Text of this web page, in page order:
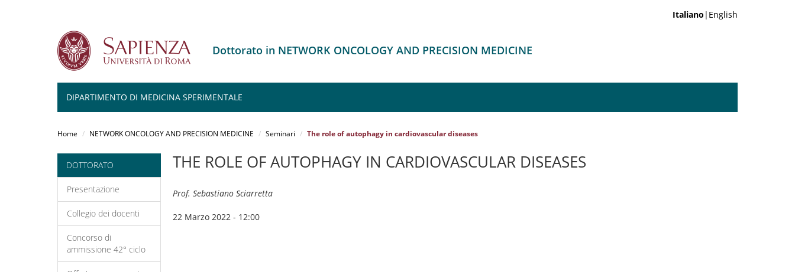
Italiano |English
Dottorato in NETWORK ONCOLOGY AND PRECISION MEDICINE
DIPARTIMENTO DI MEDICINA SPERIMENTALE
Home NETWORK ONCOLOGY AND PRECISION MEDICINE Seminari The role of autophagy in cardiovascular diseases
DOTTORATO
Presentazione
Collegio dei docenti
Concorso di
ammissione 42° ciclo
THE ROLE OF AUTOPHAGY IN CARDIOVASCULAR DISEASES
Prof. Sebastiano Sciarretta
22 Marzo 2022 - 12:00